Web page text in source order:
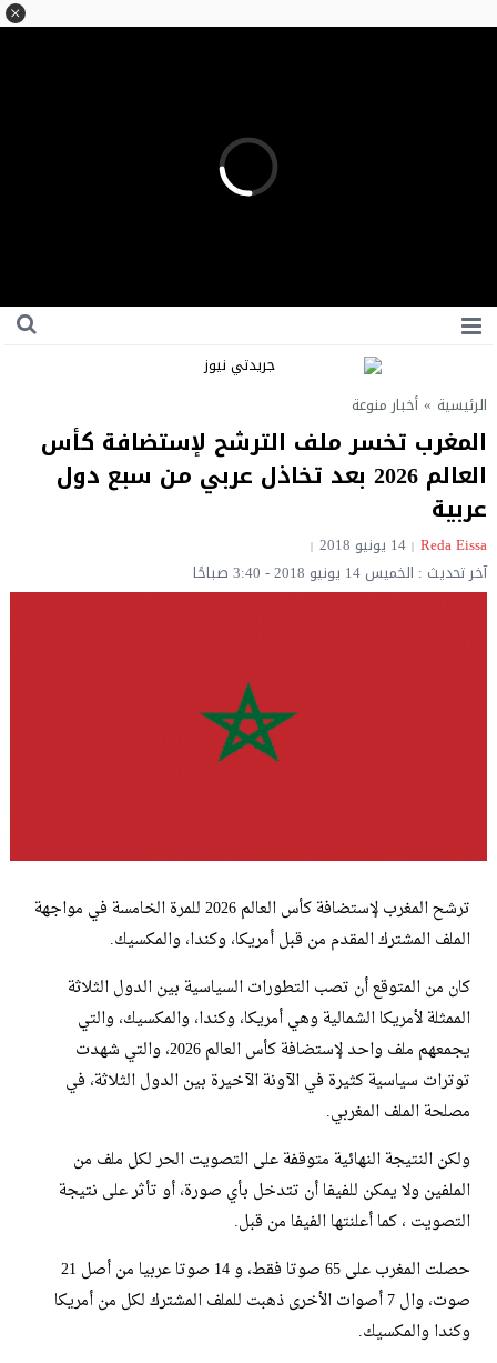
الرئيسية » أخبار منوعة
المغرب تخسر ملف الترشح لإستضافة كأس
العالم 2026 بعد تخاذل عربي من سبع دول
عربية
Reda Eissa‎‏ 14 يونيو 2018
آخر تحديث : الخميس 14 يونيو 2018 - 3:40 صباحًا
ترشح المغرب لإستضافة كأس العالم 2026 للمرة الخامسة في مواجهة
الملف المشترك المقدم من قبل أمريكا، وكندا، والمكسيك.
كان من المتوقع أن تصب التطورات السياسية بين الدول الثلاثة
الممثلة لأمريكا الشمالية وهي أمريكا، وكندا، والمكسيك، والتي
يجمعهم ملف واحد لإستضافة كأس العالم 2026، والتي شهدت
توترات سياسية كثيرة في الآونة الآخيرة بين الدول الثلاثة، في
مصلحة الملف المغربي.
ولكن النتيجة النهائية متوقفة على التصويت الحر لكل ملف من
الملفين ولا يمكن للفيفا أن تتدخل بأي صورة، أو تأثر على نتيجة
التصويت ، كما أعلنتها الفيفا من قبل.
حصلت المغرب على 65 صوتا فقط، و 14 صوتا عربيا من أصل 21
صوت، وال 7 أصوات الأخرى ذهبت للملف المشترك لكل من أمريكا
وكندا والمكسيك.